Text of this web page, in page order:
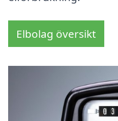
Elbolag översikt